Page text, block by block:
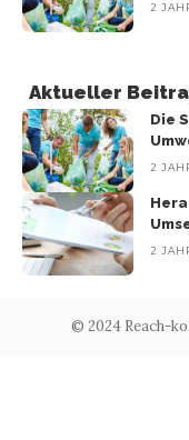
2
Aktueller
Die
2
2
© 2024 Reach-